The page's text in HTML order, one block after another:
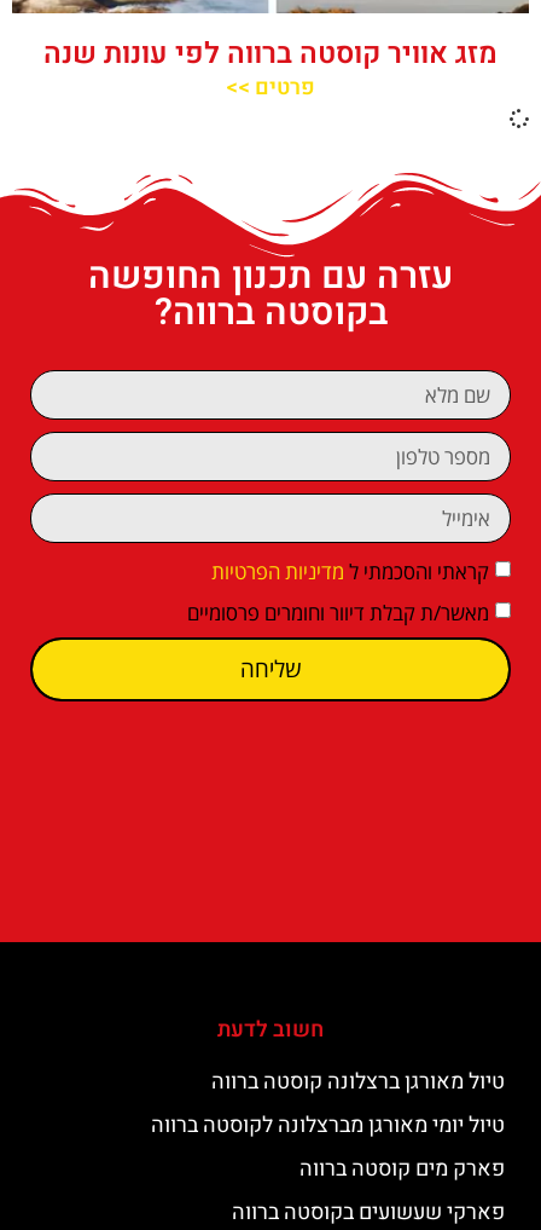
מזג אוויר קוסטה ברווה לפי עונות שנה
פרטים >>
עזרה עם תכנון החופשה
בקוסטה ברווה?
קראתי והסכמתי ל מדיניות הפרטיות
מאשר/ת קבלת דיוור וחומרים פרסומיים
שליחה
חשוב לדעת
טיול מאורגן ברצלונה קוסטה ברווה
טיול יומי מאורגן מברצלונה לקוסטה ברווה
פארק מים קוסטה ברווה
פארקי שעשועים בקוסטה ברווה